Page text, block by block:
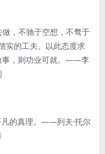
，不驰于空想，不骛于
实的工夫。以此态度求
事，则功业可就。——李
的真理。——列夫·托尔